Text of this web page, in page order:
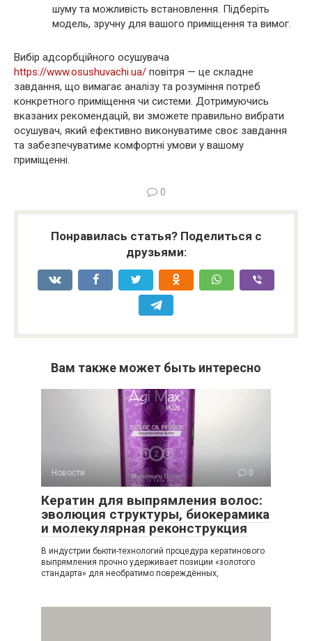
шуму та можливість встановлення. Підберіть
модель, зручну для вашого приміщення та вимог.
Вибір адсорбційного осушувача
https://www.osushuvachi.ua/ повітря — це складне
завдання, що вимагає аналізу та розуміння потреб
конкретного приміщення чи системи. Дотримуючись
вказаних рекомендацій, ви зможете правильно вибрати
осушувач, який ефективно виконуватиме своє завдання
та забезпечуватиме комфортні умови у вашому
приміщенні.
0
Понравилась статья? Поделиться с
друзьями:
Вам также может быть интересно
Новости 0
Кератин для выпрямления волос:
эволюция структуры, биокерамика
и молекулярная реконструкция
В индустрии бьюти-технологий процедура кератинового
выпрямления прочно удерживает позиции «золотого
стандарта» для необратимо повреждённых,